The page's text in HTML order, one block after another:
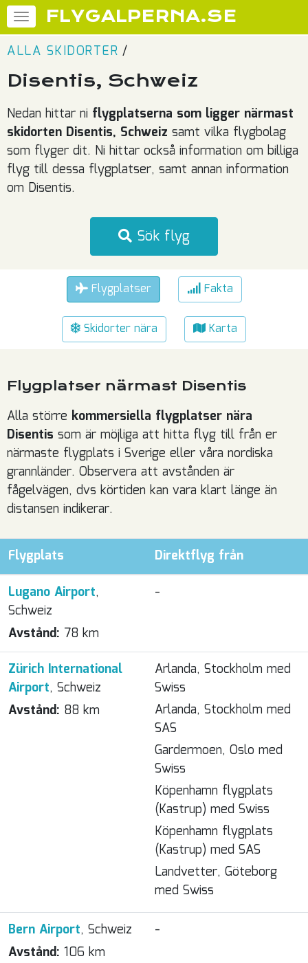
FLYGALPERNA.SE
ALLA SKIDORTER /
Disentis, Schweiz
Nedan hittar ni flygplatserna som ligger närmast
skidorten Disentis, Schweiz samt vilka flygbolag
som flyger dit. Ni hittar också information om billiga
flyg till dessa flygplatser, samt annan information
om Disentis.
Sök flyg
Flygplatser Fakta
Skidorter nära Karta
Flygplatser närmast Disentis
Alla större kommersiella flygplatser nära
Disentis som är möjliga att hitta flyg till från er
närmaste flygplats i Sverige eller våra nordiska
grannländer. Observera att avstånden är
fågelvägen, dvs körtiden kan vara klart länge än
distansen indikerar.
Flygplats
Direktflyg från
Lugano Airport,
Schweiz
Avstånd: 78 km
-
Zürich International
Airport, Schweiz
Avstånd: 88 km
Arlanda, Stockholm med
Swiss
Arlanda, Stockholm med
SAS
Gardermoen, Oslo med
Swiss
Köpenhamn flygplats
(Kastrup) med Swiss
Köpenhamn flygplats
(Kastrup) med SAS
Landvetter, Göteborg
med Swiss
Bern Airport, Schweiz
Avstånd: 106 km
-